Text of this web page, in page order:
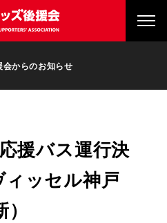
会からのお知らせ
援バス運行決
ィッセル神戸